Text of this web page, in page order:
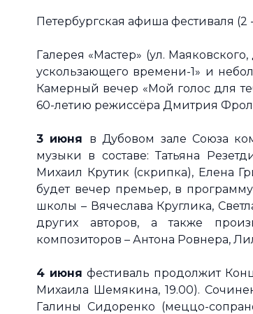
Петербургская афиша фестиваля
Галерея «Мастер» (ул.
ускользающего времени-1» и
Камерный вечер «Мой голос для
60-летию режиссёра Дмитрия
3 июня в Дубовом зале Союза
музыки в составе: Татьяна
Михаил Крутик (скрипка), Елена
будет вечер премьер, в
школы – Вячеслава Круглика,
других авторов, а также
композиторов – Антона Ровнера,
4 июня фестиваль продолжит
Михаила Шемякина, 19.00).
Галины Сидоренко (меццо-